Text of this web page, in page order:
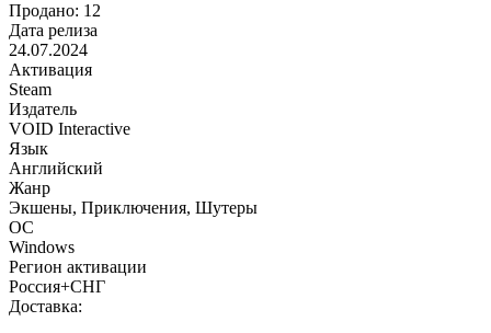
Продано: 12
Дата релиза
24.07.2024
Активация
Steam
Издатель
VOID Interactive
Язык
Английский
Жанр
Экшены, Приключения, Шутеры
ОС
Windows
Регион активации
Россия+СНГ
Доставка: